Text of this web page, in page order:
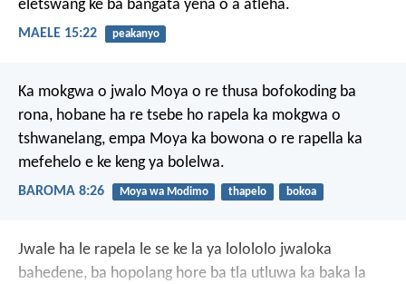
eletswang ke ba bangata yena o a atleha.
MAELE 15:22 peakanyo
Ka mokgwa o jwalo Moya o re thusa bofokoding ba
rona, hobane ha re tsebe ho rapela ka mokgwa o
tshwanelang, empa Moya ka bowona o re rapella ka
mefehelo e ke keng ya bolelwa.
BAROMA 8:26 Moya wa Modimo thapelo bokoa
Jwale ha le rapela le se ke la ya lolololo jwaloka
bahedene, ba hopolang hore ba tla utluwa ka baka la